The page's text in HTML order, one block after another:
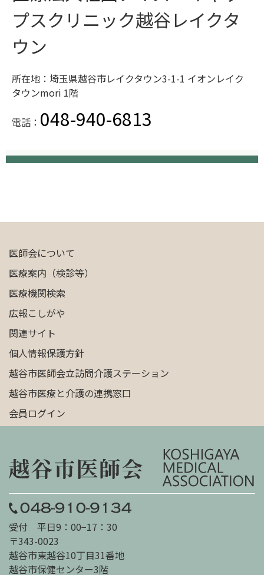
プスクリニック越谷レイクタ
ウン
所在地：埼玉県越谷市レイクタウン3-1-1 イオンレイク
タウンmori 1階
電話： 048-940-6813
医師会について
医療案内（検診等）
医療機関検索
広報こしがや
関連サイト
個人情報保護方針
越谷市医師会立訪問介護ステーション
越谷市医療と介護の連携窓口
会員ログイン
受付 平日9：00−17：30
〒343-0023
越谷市東越谷10丁目31番地
越谷市保健センター3階